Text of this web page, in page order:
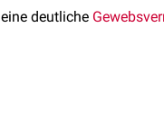
eine deutliche